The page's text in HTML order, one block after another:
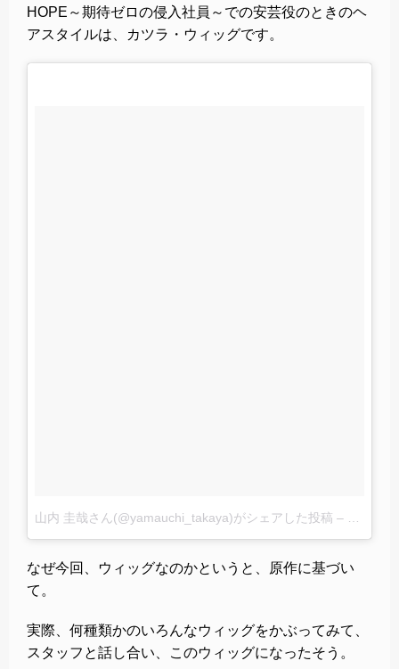
HOPE～期待ゼロの侵入社員～での安芸役のときのヘ
アスタイルは、カツラ・ウィッグです。
山内 圭哉さん(@yamauchi_takaya)がシェアした投稿 –
なぜ今回、ウィッグなのかというと、原作に基づい
て。
実際、何種類かのいろんなウィッグをかぶってみて、
スタッフと話し合い、このウィッグになったそう。